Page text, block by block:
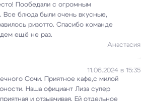
Пообедали с огромным
Все блюда были очень вкусные,
ризотто. Спасибо команде
ещё не раз.
Анастасия
11.06.2024 в 15:35
Сочи. Приятное кафе,с милой
Наша официант Лиза супер
и отзывчивая. Ей отдельное